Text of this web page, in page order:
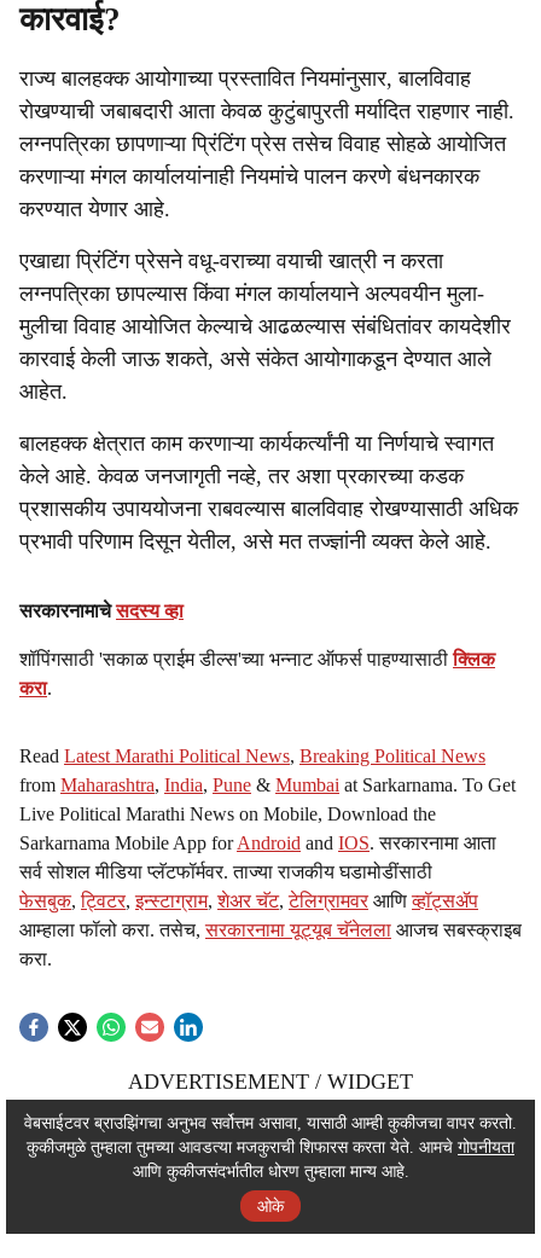
कारवाई?
राज्य बालहक्क आयोगाच्या प्रस्तावित नियमांनुसार, बालविवाह
रोखण्याची जबाबदारी आता केवळ कुटुंबापुरती मर्यादित राहणार नाही.
लग्नपत्रिका छापणाऱ्या प्रिंटिंग प्रेस तसेच विवाह सोहळे आयोजित
करणाऱ्या मंगल कार्यालयांनाही नियमांचे पालन करणे बंधनकारक
करण्यात येणार आहे.
एखाद्या प्रिंटिंग प्रेसने वधू-वराच्या वयाची खात्री न करता
लग्नपत्रिका छापल्यास किंवा मंगल कार्यालयाने अल्पवयीन मुला-
मुलीचा विवाह आयोजित केल्याचे आढळल्यास संबंधितांवर कायदेशीर
कारवाई केली जाऊ शकते, असे संकेत आयोगाकडून देण्यात आले
आहेत.
बालहक्क क्षेत्रात काम करणाऱ्या कार्यकर्त्यांनी या निर्णयाचे स्वागत
केले आहे. केवळ जनजागृती नव्हे, तर अशा प्रकारच्या कडक
प्रशासकीय उपाययोजना राबवल्यास बालविवाह रोखण्यासाठी अधिक
प्रभावी परिणाम दिसून येतील, असे मत तज्ज्ञांनी व्यक्त केले आहे.
सरकारनामाचेसदस्य व्हा
शॉपिंगसाठी 'सकाळ प्राईम डील्स'च्या भन्नाट ऑफर्स पाहण्यासाठीक्लिक
करा.
Read Latest Marathi Political News, Breaking Political News
from Maharashtra, India, Pune & Mumbai at Sarkarnama. To Get
Live Political Marathi News on Mobile, Download the
Sarkarnama Mobile App forAndroid and IOS. सरकारनामा आता
सर्व सोशल मीडिया प्लॅटफॉर्मवर. ताज्या राजकीय घडामोडींसाठी
फेसबुक,ट्विटर,इन्स्टाग्राम,शेअर चॅट,टेलिग्रामवर आणिव्हॉट्सॲप
आम्हाला फॉलो करा. तसेच,सरकारनामा यूट्यूब चॅनेलला आजच सबस्क्राइब
करा.
ADVERTISEMENT / WIDGET
ADVERTISEMENT / WIDGET
ADVERTISEMENT / WIDGET
वेबसाईटवर ब्राउझिंगचा अनुभव सर्वोत्तम असावा, यासाठी आम्ही कुकीजचा वापर करतो.
कुकीजमुळे तुम्हाला तुमच्या आवडत्या मजकुराची शिफारस करता येते. आमचे गोपनीयता
आणि कुकीजसंदर्भातील धोरण तुम्हाला मान्य आहे.
ओके